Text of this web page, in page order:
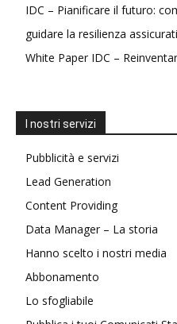
IDC – Pianificare il futuro:
guidare la resilienza
White Paper IDC –
I nostri servizi
Pubblicità e servizi
Lead Generation
Content Providing
Data Manager – La storia
Hanno scelto i nostri media
Abbonamento
Lo sfogliabile